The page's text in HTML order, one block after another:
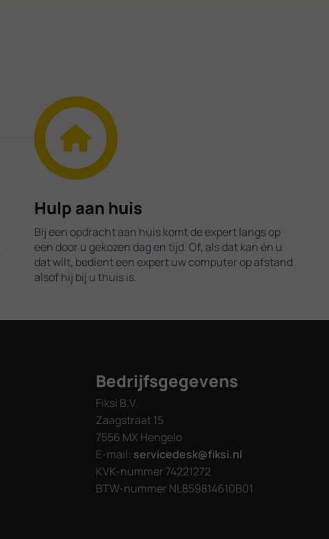
Hulp aan huis
Bij een opdracht aan huis komt de expert langs op
een door u gekozen dag en tijd. Of, als dat kan én u
dat wilt, bedient een expert uw computer op afstand
alsof hij bij u thuis is.
Bedrijfsgegevens
Fiksi B.V.
Zaagstraat 15
7556 MX Hengelo
E-mail: servicedesk@fiksi.nl
KVK-nummer 74221272
BTW-nummer NL859814610B01